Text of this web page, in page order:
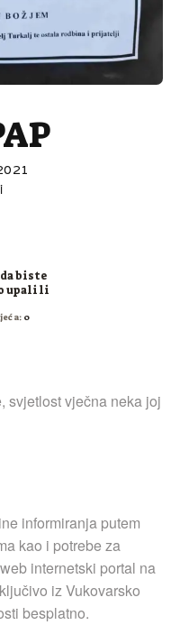
biste
upalili
0
svjetlost vječna neka joj
informiranja putem
kao i potrebe za
internetski portal na
iz Vukovarsko
besplatno.